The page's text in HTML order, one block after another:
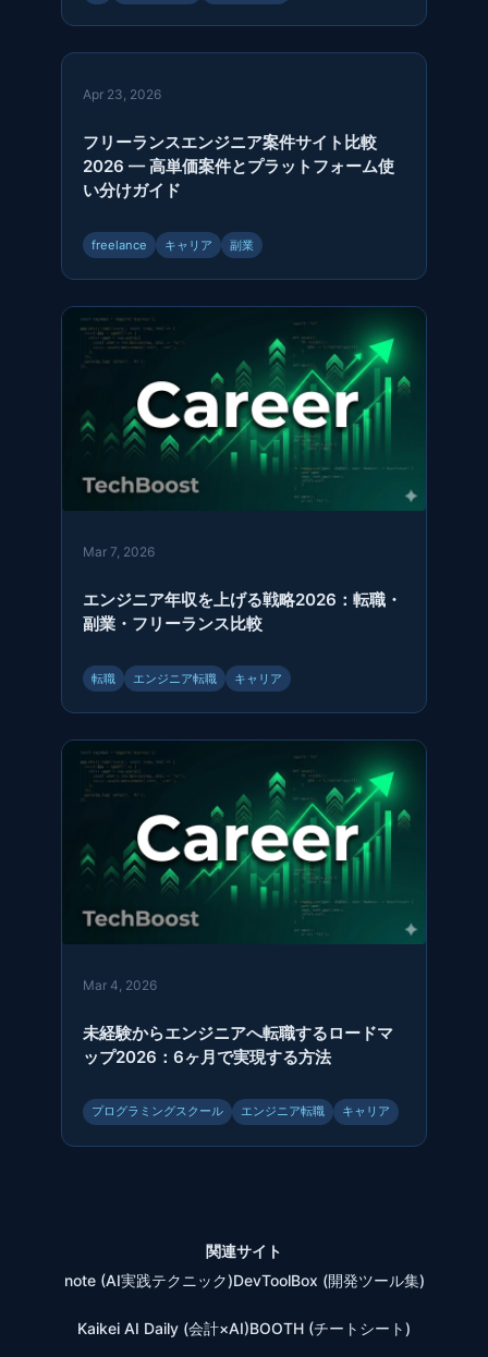
Apr 23, 2026
フリーランスエンジニア案件サイト比較
2026 — 高単価案件とプラットフォーム使
い分けガイド
freelance キャリア 副業
Mar 7, 2026
エンジニア年収を上げる戦略2026：転職・
副業・フリーランス比較
転職 エンジニア転職 キャリア
Mar 4, 2026
未経験からエンジニアへ転職するロードマ
ップ2026：6ヶ月で実現する方法
プログラミングスクール エンジニア転職 キャリア
関連サイト
note (AI実践テクニック)DevToolBox (開発ツール集)
Kaikei AI Daily (会計×AI)BOOTH (チートシート)